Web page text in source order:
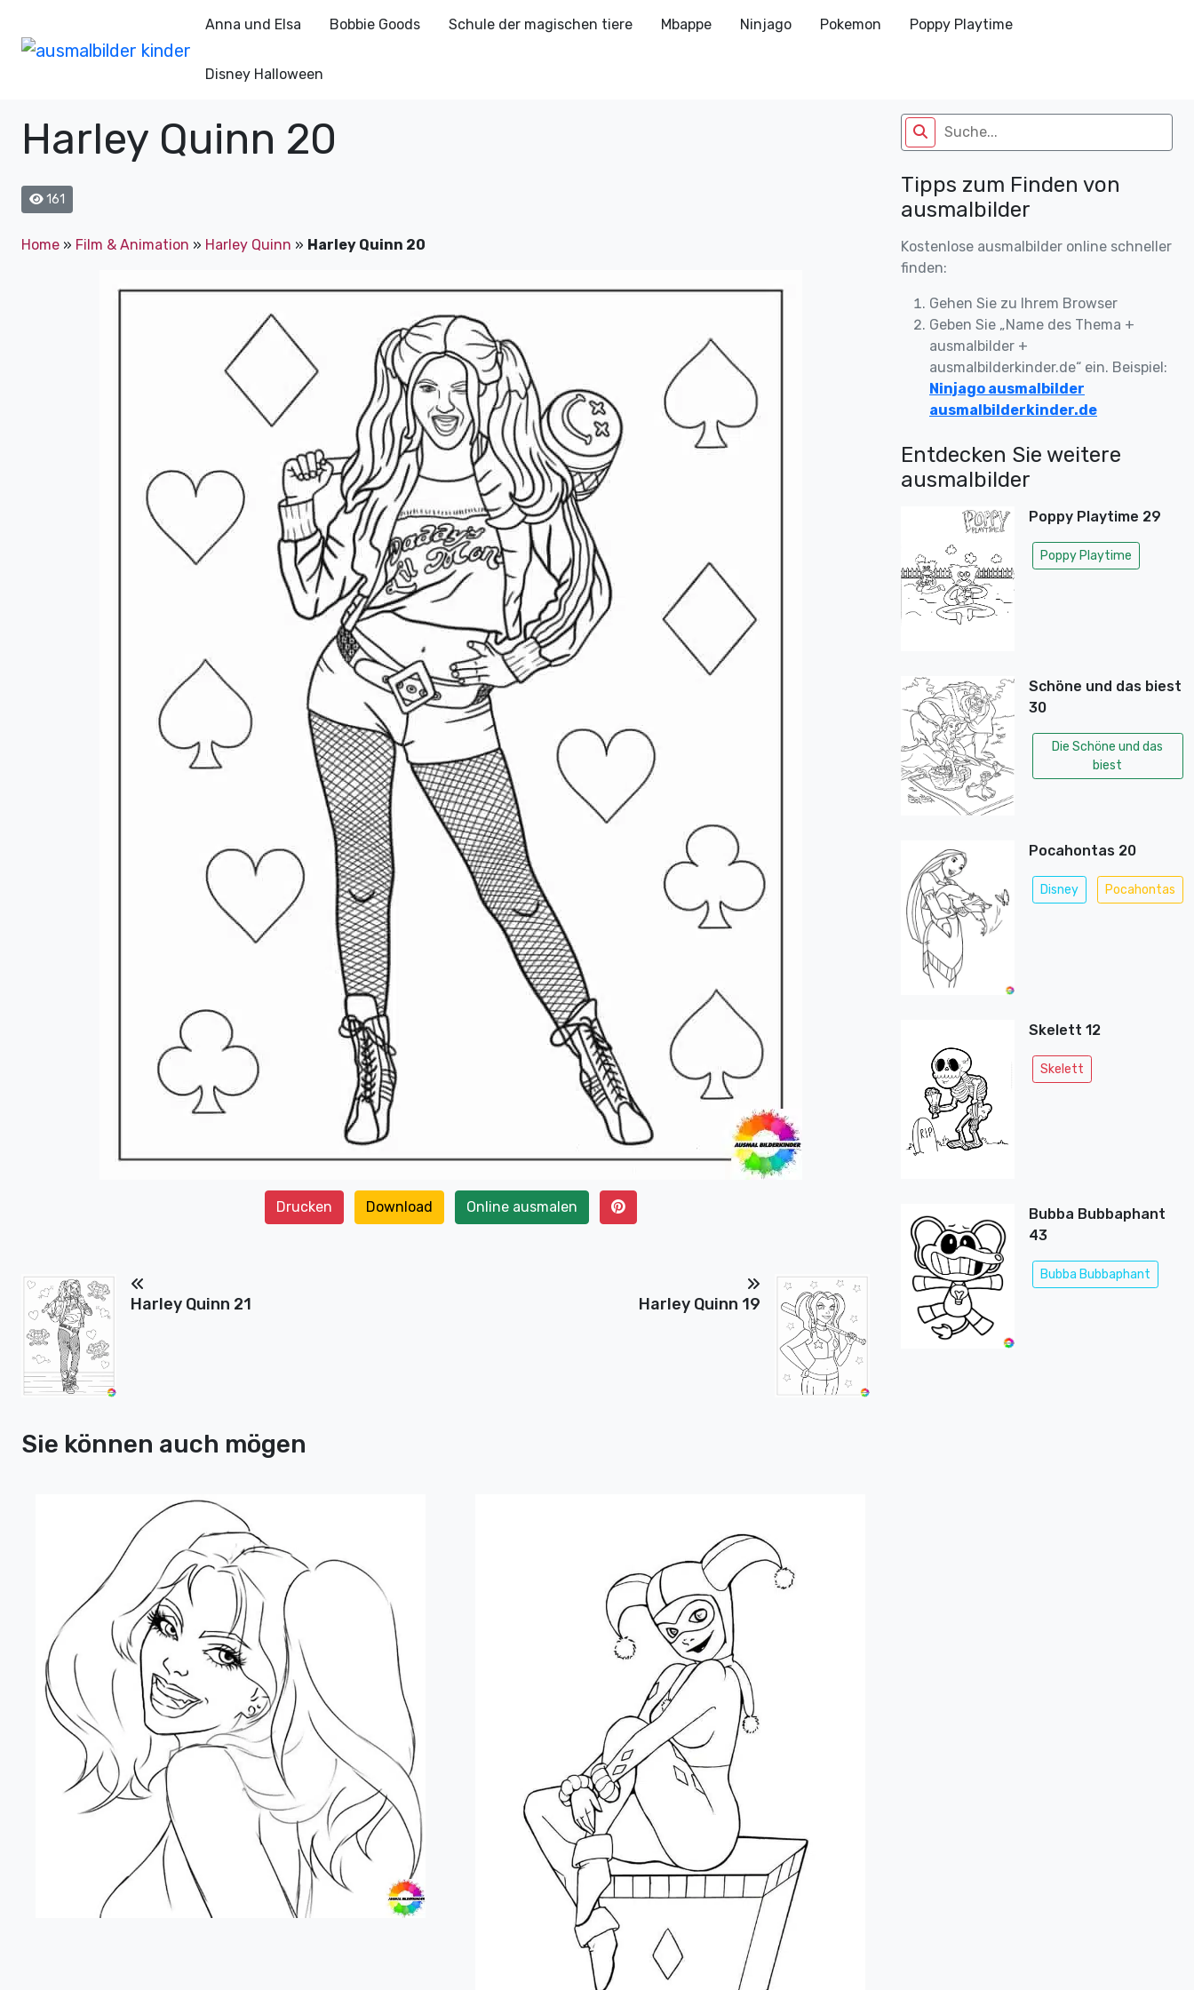
Anna und Elsa Bobbie Goods Schule der magischen tiere Mbappe Ninjago Pokemon Poppy Playtime
Disney Halloween
Harley Quinn 20
161
Home » Film & Animation » Harley Quinn » Harley Quinn 20
Drucken Download Online ausmalen
Harley Quinn 21 Harley Quinn 19
Sie können auch mögen
Tipps zum Finden von
ausmalbilder
Kostenlose ausmalbilder online schneller
finden:
Gehen Sie zu Ihrem Browser
Geben Sie „Name des Thema +
ausmalbilder +
ausmalbilderkinder.de“ ein. Beispiel:
Ninjago ausmalbilder
ausmalbilderkinder.de
Entdecken Sie weitere
ausmalbilder
Poppy Playtime 29
Poppy Playtime
Schöne und das biest
30
Die Schöne und das
biest
Pocahontas 20
Disney Pocahontas
Skelett 12
Skelett
Bubba Bubbaphant
43
Bubba Bubbaphant